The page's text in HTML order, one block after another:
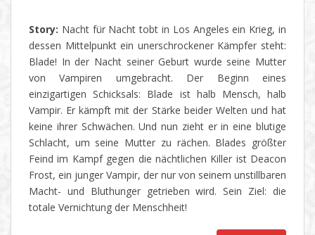
Story: Nacht für Nacht tobt in Los Angeles ein Krieg, in
dessen Mittelpunkt ein unerschrockener Kämpfer steht:
Blade! In der Nacht seiner Geburt wurde seine Mutter
von Vampiren umgebracht. Der Beginn eines
einzigartigen Schicksals: Blade ist halb Mensch, halb
Vampir. Er kämpft mit der Stärke beider Welten und hat
keine ihrer Schwächen. Und nun zieht er in eine blutige
Schlacht, um seine Mutter zu rächen. Blades größter
Feind im Kampf gegen die nächtlichen Killer ist Deacon
Frost, ein junger Vampir, der nur von seinem unstillbaren
Macht- und Bluthunger getrieben wird. Sein Ziel: die
totale Vernichtung der Menschheit!